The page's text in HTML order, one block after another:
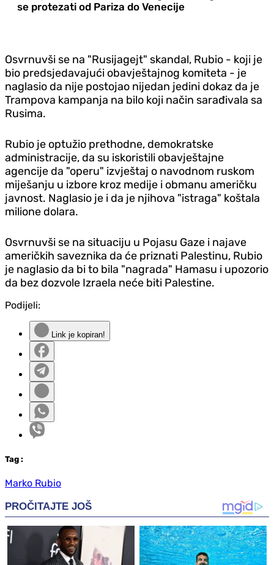
se protezati od Pariza do Venecije
Osvrnuvši se na "Rusijagejt" skandal, Rubio - koji je
bio predsjedavajući obavještajnog komiteta - je
naglasio da nije postojao nijedan jedini dokaz da je
Trampova kampanja na bilo koji način sarađivala sa
Rusima.
Rubio je optužio prethodne, demokratske
administracije, da su iskoristili obavještajne
agencije da "operu" izvještaj o navodnom ruskom
miješanju u izbore kroz medije i obmanu američku
javnost. Naglasio je i da je njihova "istraga" koštala
milione dolara.
Osvrnuvši se na situaciju u Pojasu Gaze i najave
američkih saveznika da će priznati Palestinu, Rubio
je naglasio da bi to bila "nagrada" Hamasu i upozorio
da bez dozvole Izraela neće biti Palestine.
Podijeli:
Link je kopiran!
Tag :
Marko Rubio